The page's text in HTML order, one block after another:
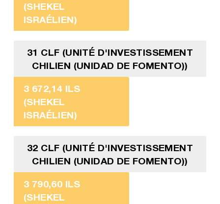
(SHEKEL
ISRAÉLIEN)
31 CLF (UNITÉ D'INVESTISSEMENT
CHILIEN (UNIDAD DE FOMENTO))
3 672,14 ILS
(SHEKEL
ISRAÉLIEN)
32 CLF (UNITÉ D'INVESTISSEMENT
CHILIEN (UNIDAD DE FOMENTO))
3 790,60 ILS
(SHEKEL